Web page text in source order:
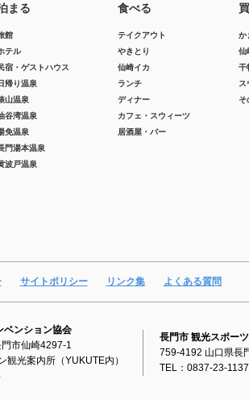
まる
館
テル
宿・ゲストハウス
帰り温泉
山温泉
谷湾温泉
免温泉
門湯本温泉
波戸温泉
食べる
テイクアウト
やきとり
仙崎イカ
ランチ
ディナー
カフェ・スウィーツ
居酒屋・バー
か
仙
干
ス
そ
サイトポリシー リンク集 よくある質問
ベンション協会
市仙崎4297-1
観光案内所（YUKUTE内）
長門市 観光スポー
759-4192 山口県長
TEL：0837-23-1137